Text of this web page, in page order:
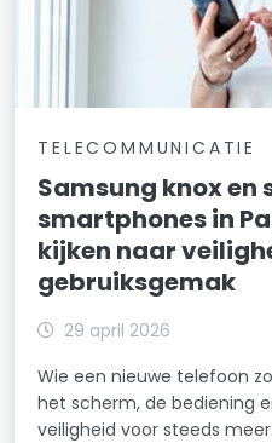
TELECOMMUNICATIE
Samsung knox en
smartphones in
kijken naar
gebruiksgemak
29 april 2026
Wie een nieuwe telefoon
het scherm, de bediening
veiligheid voor steeds